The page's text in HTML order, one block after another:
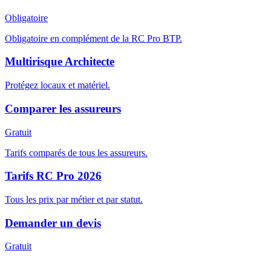
Obligatoire
Obligatoire en complément de la RC Pro BTP.
Multirisque Architecte
Protégez locaux et matériel.
Comparer les assureurs
Gratuit
Tarifs comparés de tous les assureurs.
Tarifs RC Pro 2026
Tous les prix par métier et par statut.
Demander un devis
Gratuit